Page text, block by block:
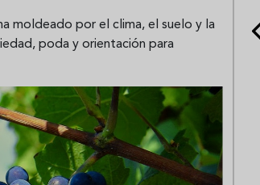
moldeado por el clima, el suelo y la
poda y orientación para
Cinco cremas frías de verduras
que querrás repetir todo agosto